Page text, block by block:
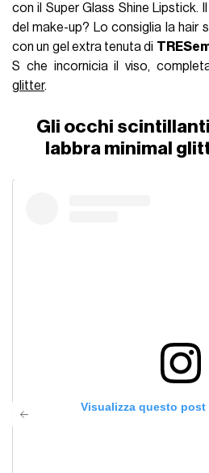
con il Super Glass Shine Lipstick.
del make-up? Lo consiglia la hair
con un gel extra tenuta di
S che incornicia il viso,
glitter.
Gli occhi
labbra minimal
Visualizza questo post